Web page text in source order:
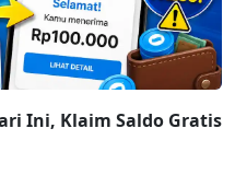
Ini, Klaim Saldo Gratis